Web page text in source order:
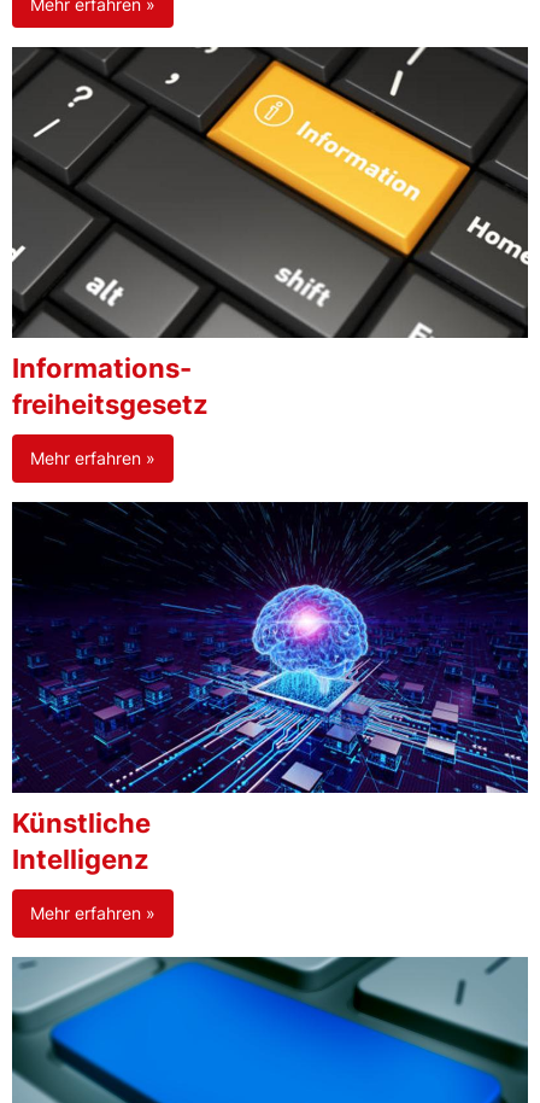
Informations-
freiheitsgesetz
Mehr erfahren »
Künstliche
Intelligenz
Mehr erfahren »